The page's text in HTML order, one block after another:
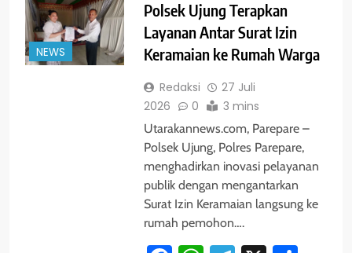
NEWS
Polsek Ujung Terapkan
Layanan Antar Surat Izin
Keramaian ke Rumah Warga
Redaksi
27 Juli
2026
0 3 mins
Utarakannews.com, Parepare –
Polsek Ujung, Polres Parepare,
menghadirkan inovasi pelayanan
publik dengan mengantarkan
Surat Izin Keramaian langsung ke
rumah pemohon….